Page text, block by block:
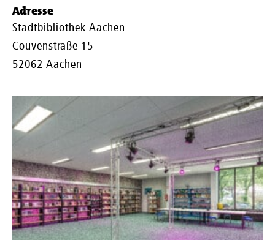
Adresse
Stadtbibliothek Aachen
Couvenstraße 15
52062 Aachen